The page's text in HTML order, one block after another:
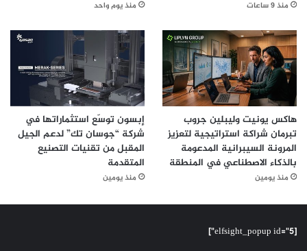
منذ 9 ساعات منذ يوم واحد
هاكس يونيت وليبلين جروب
تبرمان شراكة استراتيجية لتعزيز
المرونة السيبرانية المدعومة
بالذكاء الاصطناعي في المنطقة
منذ يومين
إبسون توسّع استثماراتها في
شركة “جوسان تك” لدعم الجيل
المقبل من تقنيات التصنيع
المتقدمة
منذ يومين
[elfsight_popup id="5"]